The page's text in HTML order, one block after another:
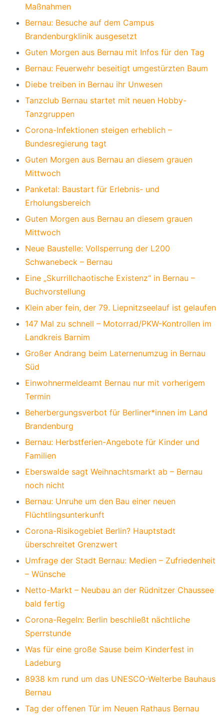
Maßnahmen
Bernau: Besuche auf dem Campus
Brandenburgklinik ausgesetzt
Guten Morgen aus Bernau mit Infos für den Tag
Bernau: Feuerwehr beseitigt umgestürzten Baum
Diebe treiben in Bernau ihr Unwesen
Tanzclub Bernau startet mit neuen Hobby-
Tanzgruppen
Corona-Infektionen steigen erheblich –
Bundesregierung tagt
Guten Morgen aus Bernau an diesem grauen
Mittwoch
Panketal: Baustart für Erlebnis- und
Erholungsbereich
Guten Morgen aus Bernau an diesem grauen
Mittwoch
Neue Baustelle: Vollsperrung der L200
Schwanebeck – Bernau
Eine „Skurrillchaotische Existenz“ in Bernau –
Buchvorstellung
Klein aber fein, der 79. Liepnitzseelauf ist gelaufen
147 Mal zu schnell – Motorrad/PKW-Kontrollen im
Landkreis Barnim
Großer Andrang beim Laternenumzug in Bernau
Süd
Einwohnermeldeamt Bernau nur mit vorherigem
Termin
Beherbergungsverbot für Berliner*innen im Land
Brandenburg
Bernau: Herbstferien-Angebote für Kinder und
Familien
Eberswalde sagt Weihnachtsmarkt ab – Bernau
noch nicht
Bernau: Unruhe um den Bau einer neuen
Flüchtlingsunterkunft
Corona-Risikogebiet Berlin? Hauptstadt
überschreitet Grenzwert
Umfrage der Stadt Bernau: Medien – Zufriedenheit
– Wünsche
Netto-Markt – Neubau an der Rüdnitzer Chaussee
bald fertig
Corona-Regeln: Berlin beschließt nächtliche
Sperrstunde
Was für eine große Sause beim Kinderfest in
Ladeburg
8938 km rund um das UNESCO-Welterbe Bauhaus
Bernau
Tag der offenen Tür im Neuen Rathaus Bernau